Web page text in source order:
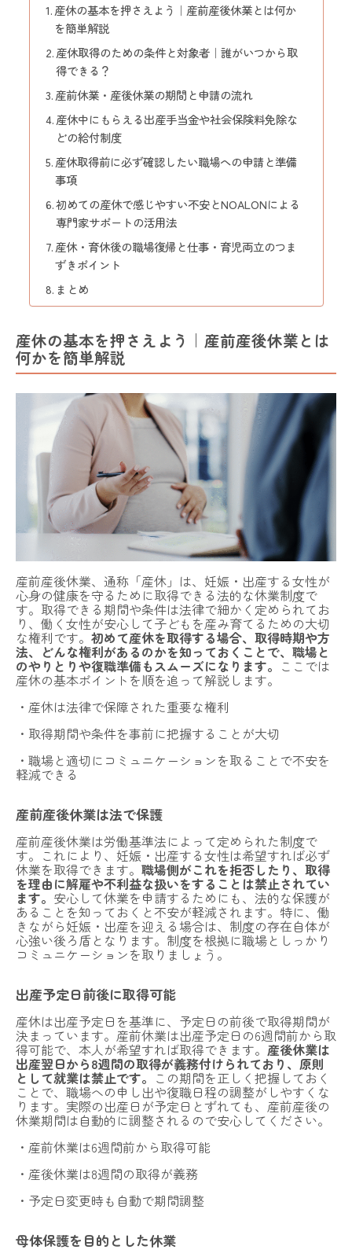
産休の基本を押さえよう｜産前産後休業とは何か
を簡単解説
産休取得のための条件と対象者｜誰がいつから取
得できる？
産前休業・産後休業の期間と申請の流れ
産休中にもらえる出産手当金や社会保険料免除な
どの給付制度
産休取得前に必ず確認したい職場への申請と準備
事項
初めての産休で感じやすい不安とNOALONによる
専門家サポートの活用法
産休・育休後の職場復帰と仕事・育児両立のつま
ずきポイント
まとめ
産休の基本を押さえよう｜産前産後休業とは
何かを簡単解説
産前産後休業、通称「産休」は、妊娠・出産する女性が
心身の健康を守るために取得できる法的な休業制度で
す。取得できる期間や条件は法律で細かく定められてお
り、働く女性が安心して子どもを産み育てるための大切
な権利です。 初めて産休を取得する場合、取得時期や方
法、どんな権利があるのかを知っておくことで、職場と
のやりとりや復職準備もスムーズになります。 ここでは
産休の基本ポイントを順を追って解説します。
・産休は法律で保障された重要な権利
・取得期間や条件を事前に把握することが大切
・職場と適切にコミュニケーションを取ることで不安を
軽減できる
産前産後休業は法で保護
産前産後休業は労働基準法によって定められた制度で
す。これにより、妊娠・出産する女性は希望すれば必ず
休業を取得できます。 職場側がこれを拒否したり、取得
を理由に解雇や不利益な扱いをすることは禁止されてい
ます。 安心して休業を申請するためにも、法的な保護が
あることを知っておくと不安が軽減されます。特に、働
きながら妊娠・出産を迎える場合は、制度の存在自体が
心強い後ろ盾となります。制度を根拠に職場としっかり
コミュニケーションを取りましょう。
出産予定日前後に取得可能
産休は出産予定日を基準に、予定日の前後で取得期間が
決まっています。産前休業は出産予定日の6週間前から取
得可能で、本人が希望すれば取得できます。 産後休業は
出産翌日から8週間の取得が義務付けられており、原則
として就業は禁止です。 この期間を正しく把握しておく
ことで、職場への申し出や復職日程の調整がしやすくな
ります。実際の出産日が予定日とずれても、産前産後の
休業期間は自動的に調整されるので安心してください。
・産前休業は6週間前から取得可能
・産後休業は8週間の取得が義務
・予定日変更時も自動で期間調整
母体保護を目的とした休業